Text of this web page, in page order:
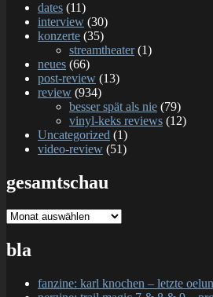
dates (11)
interview (30)
konzerte (35)
streamtheater(1)
neues (66)
post-review (13)
review (934)
besser spät als nie (79)
vinyl-keks reviews (12)
Uncategorized (1)
video-review (51)
gesamtschau
gesamtschau
bla
fanzine: karl knochen – letzte